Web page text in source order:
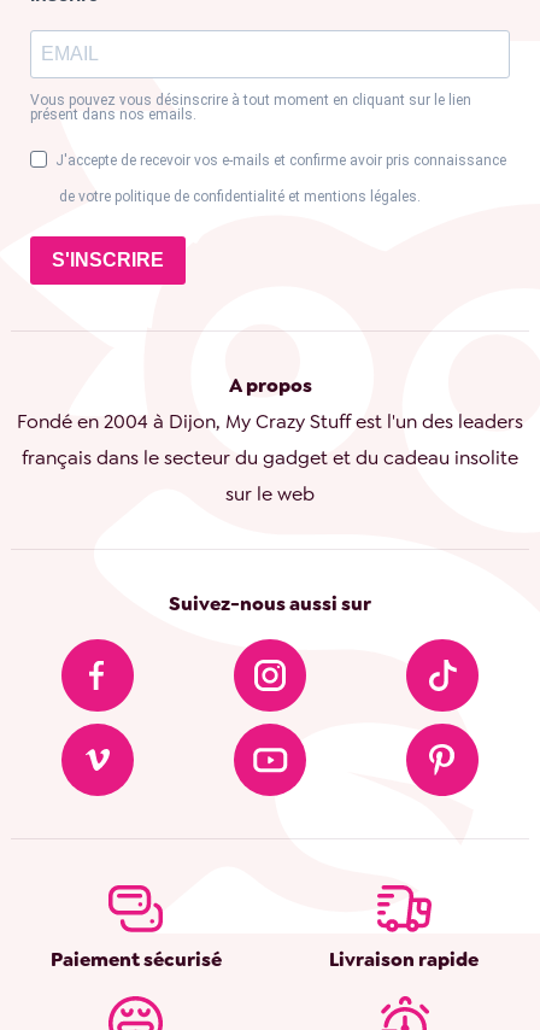
Vous pouvez vous désinscrire à tout moment en cliquant sur le lien
présent dans nos emails.
J'accepte de recevoir vos e-mails et confirme avoir pris connaissance
de votre politique de confidentialité et mentions légales.
S'INSCRIRE
A propos
Fondé en 2004 à Dijon, My Crazy Stuff est l'un des leaders
français dans le secteur du gadget et du cadeau insolite
sur le web
Suivez-nous aussi sur
Paiement sécurisé Livraison rapide